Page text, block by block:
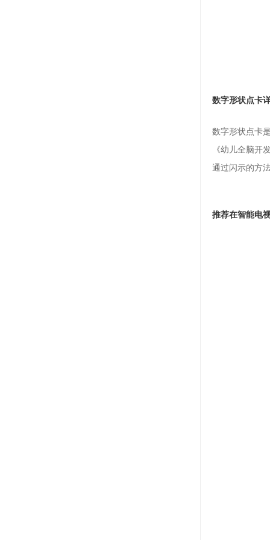
数字形状点卡
数字形状点卡
《幼儿全脑开
通过闪示的方
推荐在智能电